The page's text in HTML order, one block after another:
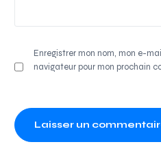
Enregistrer mon nom, mon e-
navigateur pour mon prochain